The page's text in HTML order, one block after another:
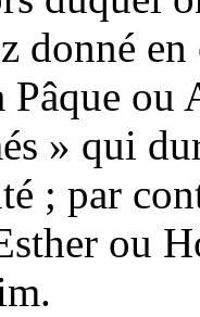
donné
ou
» qui
; par
ou